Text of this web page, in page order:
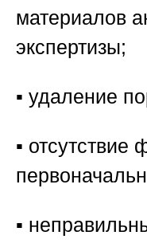
материалов
экспертизы;
▪️ удаление
▪️ отсутствие
▪️